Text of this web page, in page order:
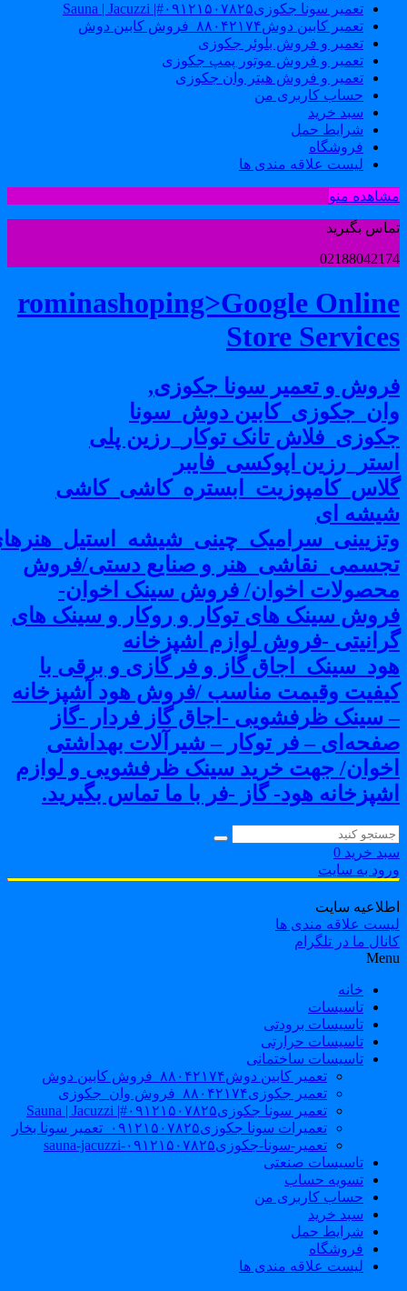
تعمیر سونا جکوزی۰۹۱۲۱۵۰۷۸۲۵#| Sauna | Jacuzzi
تعمیر کابین دوش۸۸۰۴۲۱۷۴_فروش کابین دوش
تعمیر و فروش بلوئر جکوزی
تعمیر و فروش موتور پمپ جکوزی
تعمیر و فروش هیتر وان جکوزی
حساب کاربری من
سبد خرید
شرایط حمل
فروشگاه
لیست علاقه مندی ها
منو
بگیرید
rominashoping>Google
Store
و تعمیر سونا جکوزی,
دوش_سونا
تانک توکار_رزین پلی
اپوکسی_فایبر
ای
و صنایع دستی/فروش
اخوان/ فروش سینک اخوان-
سینک های توکار و روکار و سینک های
-فروش لوازم اشپزخانه
گاز و فر گازی و برقی با
وقیمت مناسب /فروش هود آشپزخانه
سینک ظرفشویی -اجاق گاز فردار -گاز
– فر توکار – شیرآلات بهداشتی
جهت خرید سینک ظرفشویی و لوازم
هود- گاز -فر با ما تماس بگیرید.
خرید 0
به سایت
سایت
علاقه مندی ها
ما در تلگرام
خانه
تاسیسات
تاسیسات برودتی
تاسیسات حرارتی
تاسیسات ساختمانی
تعمیر کابین دوش۸۸۰۴۲۱۷۴_فروش کابین دوش
تعمیر جکوزی۸۸۰۴۲۱۷۴_فروش وان_جکوزی
تعمیر سونا جکوزی۰۹۱۲۱۵۰۷۸۲۵#| Sauna | Jacuzzi
تعمیرات سونا جکوزی۰۹۱۲۱۵۰۷۸۲۵_تعمیر سونا بخار
تعمیر-سونا-جکوزی۰۹۱۲۱۵۰۷۸۲۵-sauna-jacuzzi
تاسیسات صنعتی
تسویه حساب
حساب کاربری من
سبد خرید
شرایط حمل
فروشگاه
لیست علاقه مندی ها